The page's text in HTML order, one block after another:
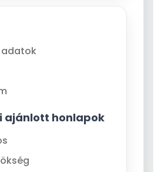
adatok
ajánlott honlapok